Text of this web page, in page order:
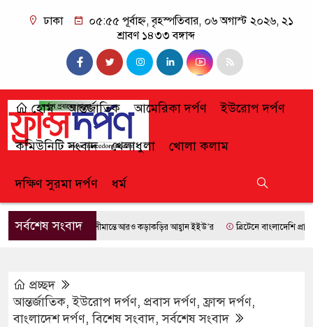
ঢাকা
০৫:৫৫ পূর্বাহ্ন, বৃহস্পতিবার, ০৬ অগাস্ট ২০২৬, ২১
শ্রাবণ ১৪৩৩ বঙ্গাব্দ
হোম আন্তর্জাতিক আমেরিকা দর্পণ ইউরোপ দর্পণ
কমিউনিটি সংবাদ খেলাধুলা খোলা কলাম
দক্ষিণ সুরমা দর্পণ ধর্ম
সর্বশেষ সংবাদসীমান্তে আরও কড়াকড়ির আহ্বান ইইউ’র ব্রিটেনে বাংলাদেশি প্রায় ৭
প্রচ্ছদ
আন্তর্জাতিক,ইউরোপ দর্পণ, প্রবাস দর্পণ,ফ্রান্স দর্পণ,
বাংলাদেশ দর্পণ,বিশেষ সংবাদ,সর্বশেষ সংবাদ